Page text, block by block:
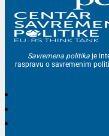
Savremena politika je
raspravu o savremenim